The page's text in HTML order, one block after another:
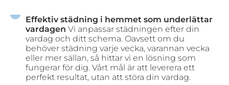
Effektiv städning i hemmet som underlättar
vardagenVi anpassar städningen efter din
vardag och ditt schema. Oavsett om du
behöver städning varje vecka, varannan vecka
eller mer sällan, så hittar vi en lösning som
fungerar för dig. Vårt mål är att leverera ett
perfekt resultat, utan att störa din vardag.